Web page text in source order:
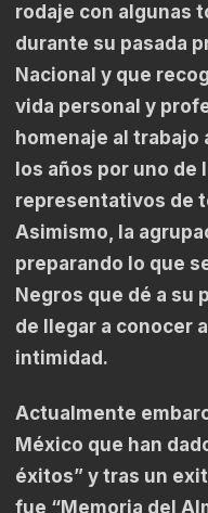
rodaje con algunas
durante su pasada
Nacional y que
vida personal y
homenaje al
los años por uno
representativos de
Asimismo, la
preparando lo que
Negros que dé a su
de llegar a conocer
intimidad.
Actualmente
México que han
éxitos” y tras un
fue “Memoria del